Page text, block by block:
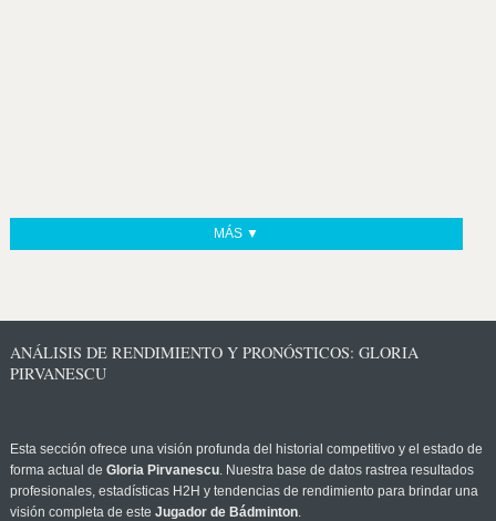
MÁS ▼
ANÁLISIS DE RENDIMIENTO Y PRONÓSTICOS: GLORIA
PIRVANESCU
Esta sección ofrece una visión profunda del historial competitivo y el estado de
forma actual de Gloria Pirvanescu. Nuestra base de datos rastrea resultados
profesionales, estadísticas H2H y tendencias de rendimiento para brindar una
visión completa de este Jugador de Bádminton.